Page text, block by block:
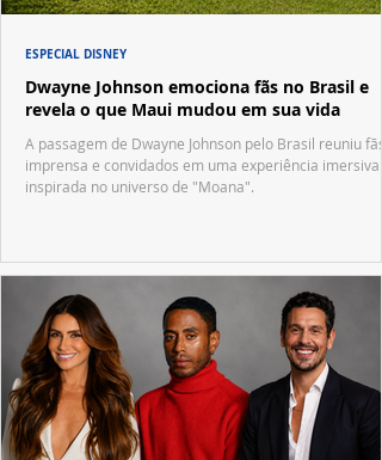
Dwayne Johnson emociona fãs no Brasil e
revela o que Maui mudou em sua vida
A passagem de Dwayne Johnson pelo Brasil reuniu fãs,
imprensa e convidados em uma experiência imersiva
inspirada no universo de "Moana".
ESPECIAL DISNEY